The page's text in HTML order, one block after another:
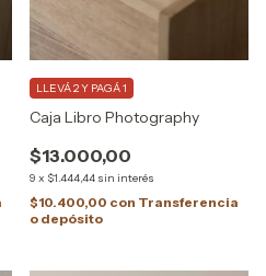
Caja Libro Photography
$13.000,00
9 x $1.444,44 sin interés
LLEVÁ 2 Y PAGÁ 1
$10.400,00 con Transferencia
o depósito